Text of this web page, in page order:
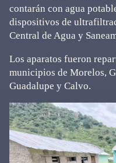
contarán con agua
dispositivos de
Central de Agua y
Los aparatos fueron
municipios de Morelos,
Guadalupe y Calvo.